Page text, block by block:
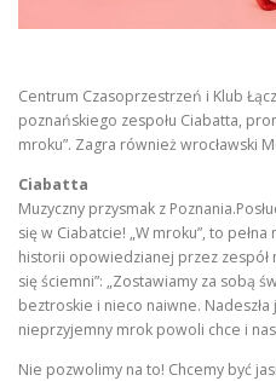
Centrum Czasoprzestrzeń i Klub
poznańskiego zespołu Ciabatta,
mroku”. Zagra również wrocławski
Ciabatta
Muzyczny przysmak z
się w Ciabatcie! „W mroku”, to
historii opowiedzianej przez zespół
się ściemni”: „Zostawiamy za sobą
beztroskie i nieco naiwne. Nadeszła
nieprzyjemny mrok powoli chce i
Nie pozwolimy na to! Chcemy być